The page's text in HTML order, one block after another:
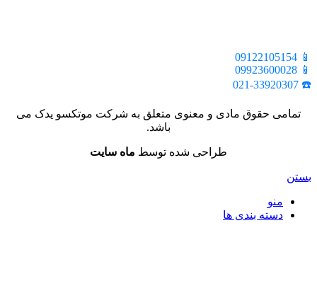
📱 09122105154
📱 09923600028
☎️ 021-33920307
تمامی حقوق مادی و معنوی متعلق به شرکت موتکسو یدک می
باشد.
طراحی شده توسط ماه سایت
بستن
منو
دسته بندی ها